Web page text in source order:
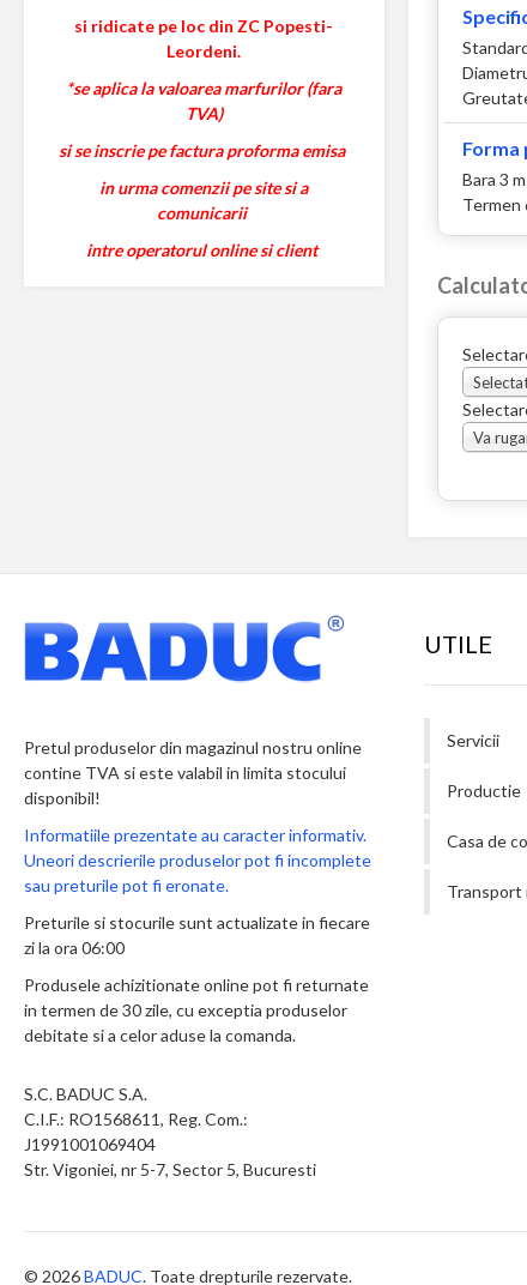
si ridicate pe loc din ZC Popesti-
Leordeni.
*se aplica la valoarea marfurilor (fara
TVA)
si se inscrie pe factura proforma emisa
in urma comenzii pe site si a
comunicarii
intre operatorul online si client
Forma
Bara 3 m
Termen
Pretul produselor din magazinul nostru online
contine TVA si este valabil in limita stocului
disponibil!
Informatiile prezentate au caracter informativ.
Uneori descrierile produselor pot fi incomplete
sau preturile pot fi eronate.
Preturile si stocurile sunt actualizate in fiecare
zi la ora 06:00
Produsele achizitionate online pot fi returnate
in termen de 30 zile, cu exceptia produselor
debitate si a celor aduse la comanda.
S.C. BADUC S.A.
C.I.F.: RO1568611, Reg. Com.:
J1991001069404
Str. Vigoniei, nr 5-7, Sector 5, Bucuresti
UTILE
Servicii
Productie
Casa de
Transport
© 2026BADUC. Toate drepturile rezervate.